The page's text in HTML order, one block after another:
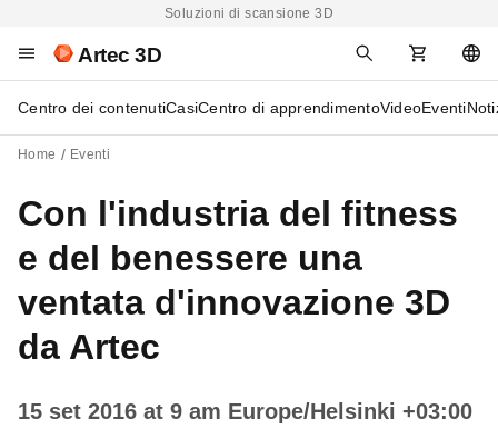
Soluzioni di scansione 3D
Artec 3D
Centro dei contenutiCasiCentro di apprendimentoVideoEventi
Home Eventi
Con l'industria del fitness
e del benessere una
ventata d'innovazione 3D
da Artec
15 set 2016 at 9 am Europe/Helsinki +03:00